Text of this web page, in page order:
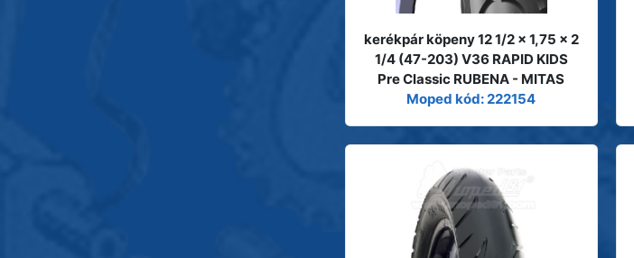
kerékpár köpeny 12 1/2 x 1,75 x 2
1/4 (47-203) V36 RAPID KIDS
Pre Classic RUBENA - MITAS
Moped kód: 222154